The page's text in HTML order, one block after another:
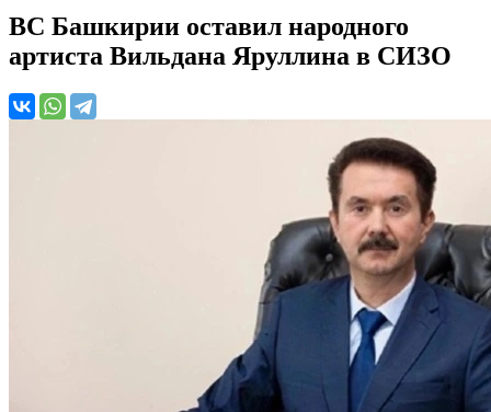
ВС Башкирии оставил народного
артиста Вильдана Яруллина в СИЗО